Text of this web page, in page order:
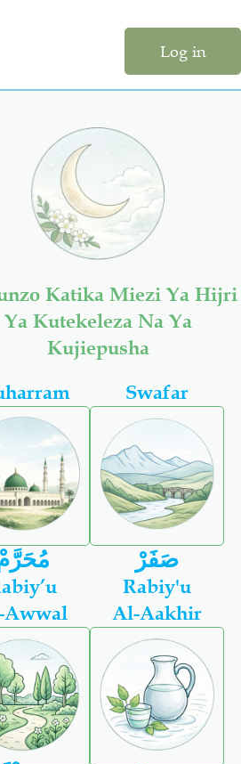
Log in
Katika Miezi Ya Hijri
Ya Kutekeleza Na Ya
Kujiepusha
Swafar
صَفَرْ
Rabiy'u
Al-Aakhir